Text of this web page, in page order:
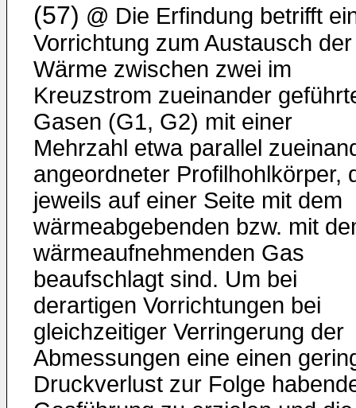
(57) @ Die Erfindung betrifft
Vorrichtung zum Austausch der
Wärme zwischen zwei im
Kreuzstrom zueinander
Gasen (G1, G2) mit einer
Mehrzahl etwa parallel
angeordneter Profilhohlkörper,
jeweils auf einer Seite mit dem
wärmeabgebenden bzw. mit
wärmeaufnehmenden Gas
beaufschlagt sind. Um bei
derartigen Vorrichtungen bei
gleichzeitiger Verringerung der
Abmessungen eine einen
Druckverlust zur Folge